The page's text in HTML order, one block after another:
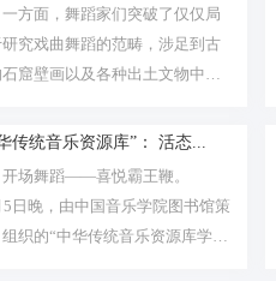
一方面，舞蹈家们突破了仅仅局
研究戏曲舞蹈的范畴，涉足到古
窟壁画以及各种出土文物中的
传统音乐资源库”： 活态...
开场舞蹈——喜悦霸王鞭。
5日晚，由中国音乐学院图书馆策
织的“中华传统音乐资源库学